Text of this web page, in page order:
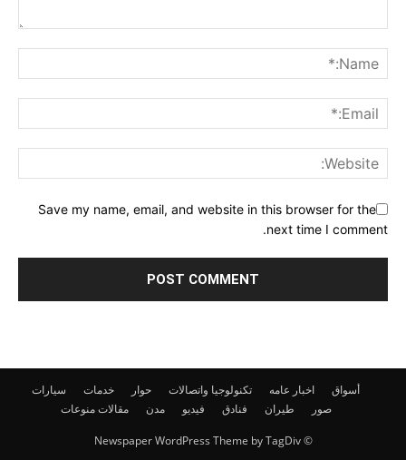
Save my name, email, and website in this browser for the
next time I comment.
أسواق اخبار عامه تكنولوجيا واتصالات حوار خدمات
سيارات
صور
طيران فنادق فيديو مدن مقالات منوعات
© Newspaper WordPress Theme by TagDiv